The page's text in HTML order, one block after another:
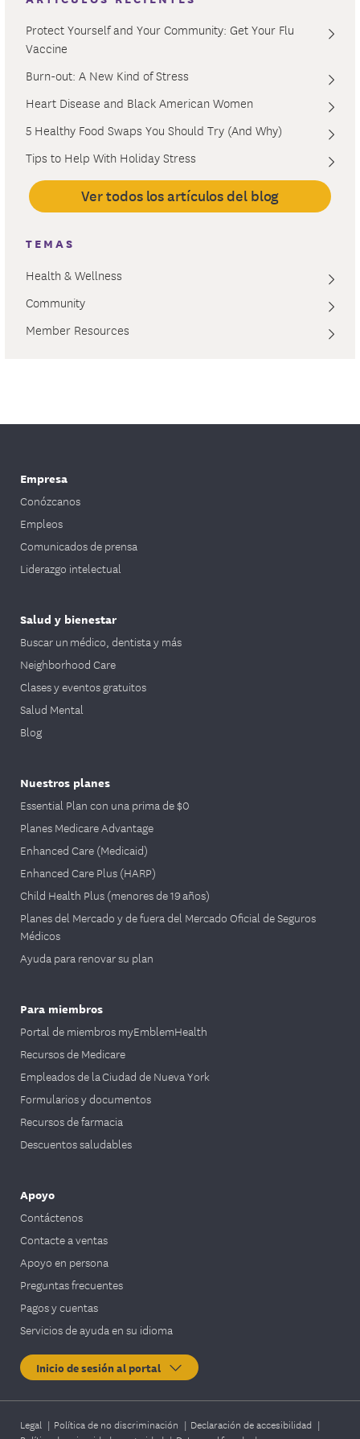
Protect Yourself and Your Community: Get Your Flu
Vaccine
Burn-out: A New Kind of Stress
Heart Disease and Black American Women
5 Healthy Food Swaps You Should Try (And Why)
Tips to Help With Holiday Stress
Ver todos los artículos del blog
TEMAS
Health & Wellness
Community
Member Resources
Empresa
Conózcanos
Empleos
Comunicados de prensa
Liderazgo intelectual
Salud y bienestar
Buscar un médico, dentista y más
Neighborhood Care
Clases y eventos gratuitos
Salud Mental
Blog
Nuestros planes
Essential Plan con una prima de $0
Planes Medicare Advantage
Enhanced Care (Medicaid)
Enhanced Care Plus (HARP)
Child Health Plus (menores de 19 años)
Planes del Mercado y de fuera del Mercado Oficial de Seguros
Médicos
Ayuda para renovar su plan
Para miembros
Portal de miembros myEmblemHealth
Recursos de Medicare
Empleados de la Ciudad de Nueva York
Formularios y documentos
Recursos de farmacia
Descuentos saludables
Apoyo
Contáctenos
Contacte a ventas
Apoyo en persona
Preguntas frecuentes
Pagos y cuentas
Servicios de ayuda en su idioma
Inicio de sesión al portal
Legal | Política de no discriminación | Declaración de accesibilidad |